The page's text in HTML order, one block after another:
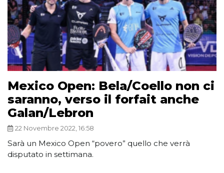
Mexico Open: Bela/Coello non ci
saranno, verso il forfait anche
Galan/Lebron
22 Novembre 2022, 16:58
Sarà un Mexico Open “povero” quello che verrà
disputato in settimana.